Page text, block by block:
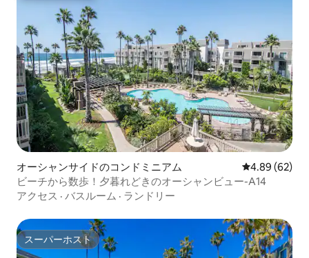
オーシャンサイドのコンドミニアム レビュー62
4.89 (62)
ビーチから数歩！夕暮れどきのオーシャンビュー-A14
アクセス · バスルーム · ランドリー
スーパーホスト
スーパーホスト